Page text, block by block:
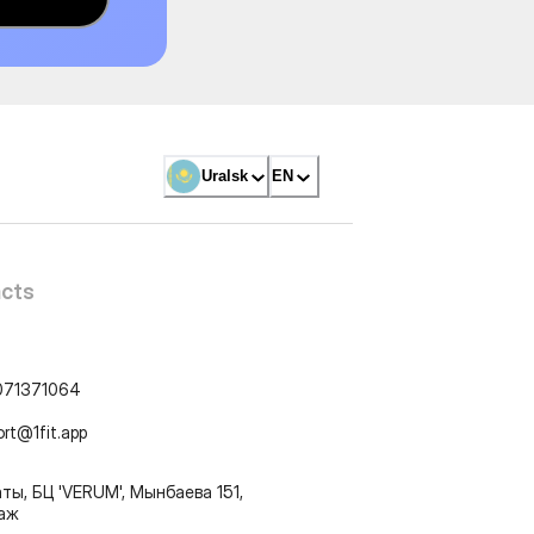
Uralsk EN
БЦ 'VERUM', Мынбаева 151,